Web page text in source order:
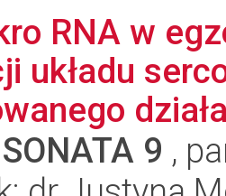
RNA w
układu
SONATA 9 ,